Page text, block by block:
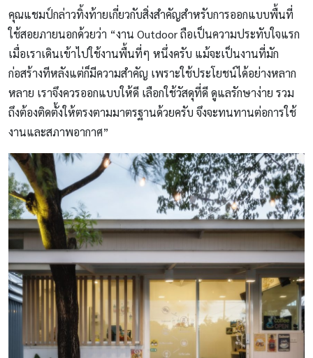
คุณแชมป์กล่าวทิ้งท้ายเกี่ยวกับสิ่งสำคัญสำหรับการออกแบบพื้นที่
ใช้สอยภายนอกด้วยว่า “งาน Outdoor ถือเป็นความประทับใจแรก
เมื่อเราเดินเข้าไปใช้งานพื้นที่ๆ หนึ่งครับ แม้จะเป็นงานที่มัก
ก่อสร้างทีหลังแต่ก็มีความสำคัญ เพราะใช้ประโยชน์ได้อย่างหลาก
หลาย เราจึงควรออกแบบให้ดี เลือกใช้วัสดุที่ดี ดูแลรักษาง่าย รวม
ถึงต้องติดตั้งให้ตรงตามมาตรฐานด้วยครับ จึงจะทนทานต่อการใช้
งานและสภาพอากาศ”